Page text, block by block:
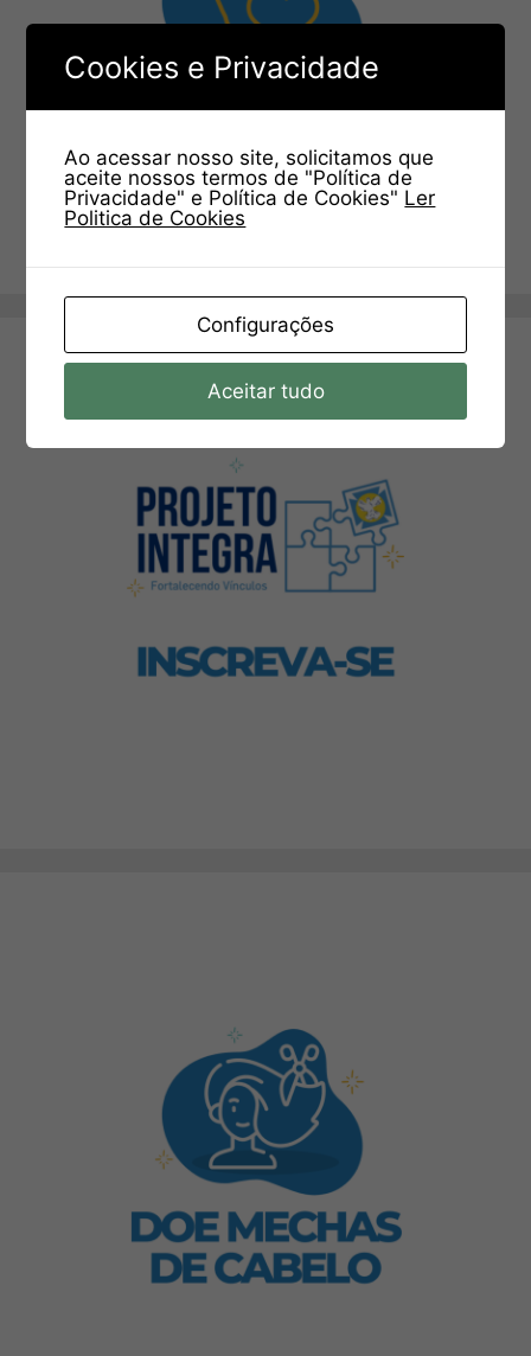
Cookies e Privacidade
Ao acessar nosso site, solicitamos que
aceite nossos termos de "Política de
Privacidade" e Política de Cookies" Ler
Politica de Cookies
Configurações
Aceitar tudo